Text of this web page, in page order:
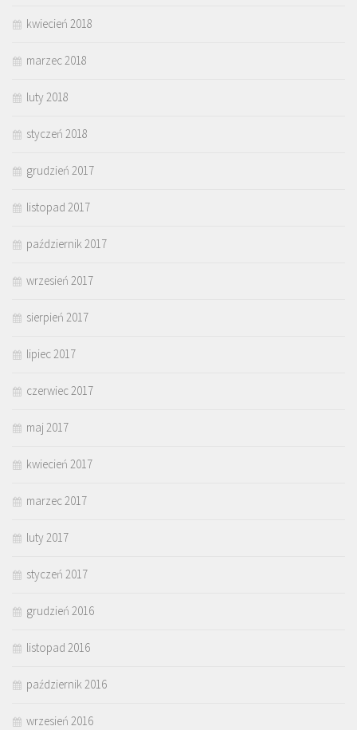
kwiecień 2018
marzec 2018
luty 2018
styczeń 2018
grudzień 2017
listopad 2017
październik 2017
wrzesień 2017
sierpień 2017
lipiec 2017
czerwiec 2017
maj 2017
kwiecień 2017
marzec 2017
luty 2017
styczeń 2017
grudzień 2016
listopad 2016
październik 2016
wrzesień 2016